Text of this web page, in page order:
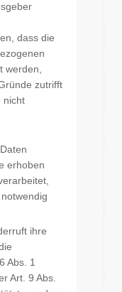
dass die
werden,
zutrifft
nicht
erhoben
ihre
Abs. 1
Art. 9 Abs.